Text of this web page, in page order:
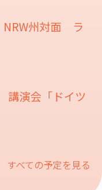
NRW州対面 ラ
講演会「ドイツ
すべての予定を見る